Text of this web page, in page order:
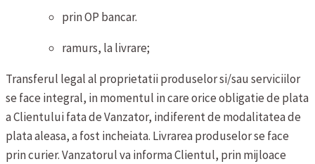
prin OP bancar.
ramurs, la livrare;
Transferul legal al proprietatii produselor si/sau serviciilor
se face integral, in momentul in care orice obligatie de plata
a Clientului fata de Vanzator, indiferent de modalitatea de
plata aleasa, a fost incheiata. Livrarea produselor se face
prin curier. Vanzatorul va informa Clientul, prin mijloace